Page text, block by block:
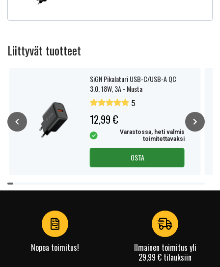
Liittyvät tuotteet
SiGN Pikalaturi USB-C/USB-A QC
3.0, 18W, 3A - Musta
5
12,99 €
Varastossa, heti valmis
toimitettavaksi
OSTA
Item
1
Nopea toimitus!
Ilmainen toimitus yli
29,99 € tilauksiin